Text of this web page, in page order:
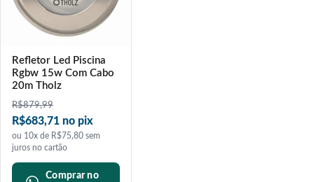
Refletor Led Piscina
Rgbw 15w Com Cabo
20m Tholz
R$879,99
R$683,71 no pix
ou 10x de R$75,80 sem
juros no cartão
Comprar no